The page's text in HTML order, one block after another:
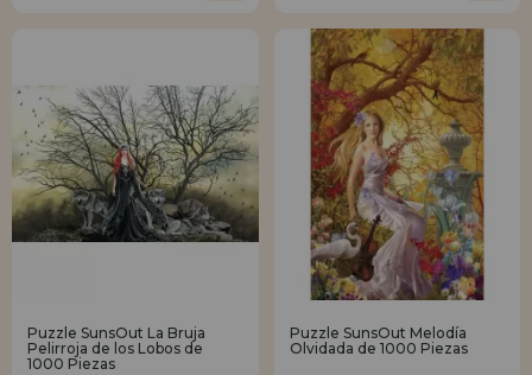
Puzzle SunsOut La Bruja
Pelirroja de los Lobos de
1000 Piezas
Puzzle SunsOut Melodía
Olvidada de 1000 Piezas